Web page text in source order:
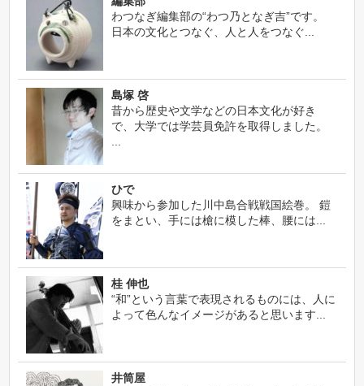
わつなぎ編集部の“わつ乃となぎ吉”です。
日本の文化とつなぐ、人と人をつなぐ...
島塚 啓
昔から歴史や文学などの日本文化が好き
で、大学では学芸員免許を取得しました。
ひで
興味から参加した川中島合戦戦国絵巻。 鎧
をまとい、手には槍に模した棒、腰には...
桂 伸也
“和”という言葉で表現されるものには、人に
よって色んなイメージがあると思います...
井筒屋